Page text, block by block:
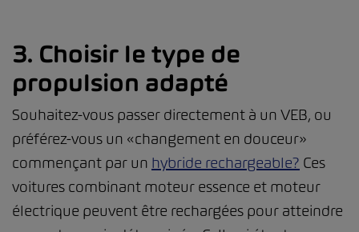
3. Choisir le type de
propulsion adapté
Souhaitez-vous passer directement à un VEB, ou
préférez-vous un «changement en douceur»
commençant par un hybride rechargeable? Ces
voitures combinant moteur essence et moteur
électrique peuvent être rechargées pour atteindre